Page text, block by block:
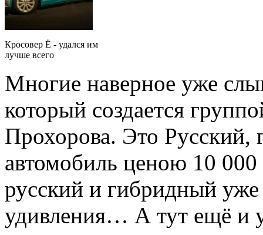
Кросовер Ё - удался им
лучше всего
Многие наверное уже
который создается
Прохорова. Это Русский,
автомобиль ценою 10
русский и гибридный уже
удивления… А тут ещё и